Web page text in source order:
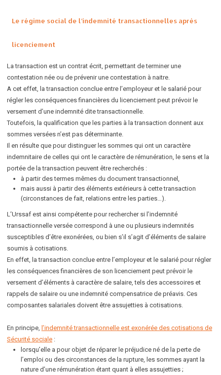
Le régime social de l’indemnité transactionnelles après
licenciement
La transaction est un contrat écrit, permettant de terminer une
contestation née ou de prévenir une contestation à naitre.
A cet effet, la transaction conclue entre l’employeur et le salarié pour
régler les conséquences financières du licenciement peut prévoir le
versement d’une indemnité dite transactionnelle.
Toutefois, la qualification que les parties à la transaction donnent aux
sommes versées n’est pas déterminante.
Il en résulte que pour distinguer les sommes qui ont un caractère
indemnitaire de celles qui ont le caractère de rémunération, le sens et la
portée de la transaction peuvent être recherchés :
à partir des termes mêmes du document transactionnel,
mais aussi à partir des éléments extérieurs à cette transaction
(circonstances de fait, relations entre les parties…).
L’Urssaf est ainsi compétente pour rechercher si l’indemnité
transactionnelle versée correspond à une ou plusieurs indemnités
susceptibles d’être exonérées, ou bien s’il s’agit d’éléments de salaire
soumis à cotisations.
En effet, la transaction conclue entre l’employeur et le salarié pour régler
les conséquences financières de son licenciement peut prévoir le
versement d’éléments à caractère de salaire, tels des accessoires et
rappels de salaire ou une indemnité compensatrice de préavis. Ces
composantes salariales doivent être assujetties à cotisations.
En principe, l’indemnité transactionnelle est exonérée des cotisations de
Sécurité sociale :
lorsqu’elle a pour objet de réparer le préjudice né de la perte de
l’emploi ou des circonstances de la rupture, les sommes ayant la
nature d’une rémunération étant quant à elles assujetties ;